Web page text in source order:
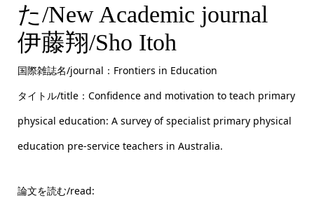
た/New Academic journal
伊藤翔/Sho Itoh
国際雑誌名/journal：Frontiers in Education
タイトル/title：Confidence and motivation to teach primary
physical education: A survey of specialist primary physical
education pre-service teachers in Australia.
論文を読む/read: